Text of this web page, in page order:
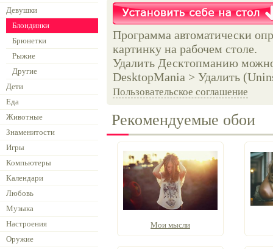
Девушки
Блондинки
Брюнетки
Рыжие
Другие
Дети
Еда
Животные
Знаменитости
Игры
Компьютеры
Календари
Любовь
Музыка
Настроения
Оружие
Программа автоматически
картинку на рабочем столе.
Удалить Десктопманию
DesktopMania > Удалить
Пользовательское соглашение
Рекомендуемые обои
Мои мысли